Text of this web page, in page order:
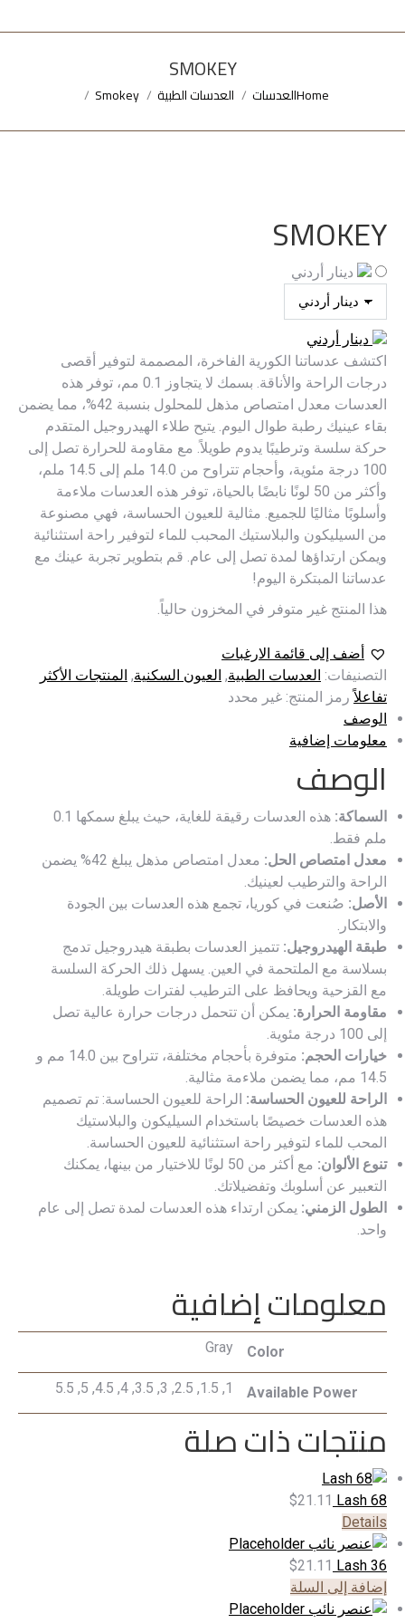
SMOKEY
You are here:
Homeالعدسات العدسات الطبية Smokey
SMOKEY
دينار أردني
دينار أردني
اكتشف عدساتنا الكورية الفاخرة، المصممة لتوفير أقصى
درجات الراحة والأناقة. بسمك لا يتجاوز 0.1 مم، توفر هذه
العدسات معدل امتصاص مذهل للمحلول بنسبة 42%، مما يضمن
بقاء عينيك رطبة طوال اليوم. يتيح طلاء الهيدروجيل المتقدم
حركة سلسة وترطيبًا يدوم طويلاً. مع مقاومة للحرارة تصل إلى
100 درجة مئوية، وأحجام تتراوح من 14.0 ملم إلى 14.5 ملم،
وأكثر من 50 لونًا نابضًا بالحياة، توفر هذه العدسات ملاءمة
وأسلوبًا مثاليًا للجميع. مثالية للعيون الحساسة، فهي مصنوعة
من السيليكون والبلاستيك المحبب للماء لتوفير راحة استثنائية
ويمكن ارتداؤها لمدة تصل إلى عام. قم بتطوير تجربة عينك مع
عدساتنا المبتكرة اليوم!
هذا المنتج غير متوفر في المخزون حالياً.
أضف إلى قائمة الارغبات
التصنيفات: العدسات الطبية, العيون السكنية, المنتجات الأكثر
تفاعلاً رمز المنتج: غير محدد
الوصف
معلومات إضافية
الوصف
السماكة:
هذه العدسات رقيقة للغاية، حيث يبلغ سمكها 0.1
ملم فقط.
معدل امتصاص الحل:
معدل امتصاص مذهل يبلغ 42% يضمن
الراحة والترطيب لعينيك.
الأصل: صُنعت في كوريا، تجمع هذه العدسات بين الجودة
والابتكار.
طبقة الهيدروجيل: تتميز العدسات بطبقة هيدروجيل تدمج
بسلاسة مع الملتحمة في العين. يسهل ذلك الحركة السلسة
مع القزحية ويحافظ على الترطيب لفترات طويلة.
مقاومة الحرارة: يمكن أن تتحمل درجات حرارة عالية تصل
إلى 100 درجة مئوية.
خيارات الحجم:
متوفرة بأحجام مختلفة، تتراوح بين 14.0 مم و
14.5 مم، مما يضمن ملاءمة مثالية.
الراحة للعيون الحساسة: الراحة للعيون الحساسة: تم تصميم
هذه العدسات خصيصًا باستخدام السيليكون والبلاستيك
المحب للماء لتوفير راحة استثنائية للعيون الحساسة.
تنوع الألوان:
مع أكثر من 50 لونًا للاختيار من بينها، يمكنك
التعبير عن أسلوبك وتفضيلاتك.
الطول الزمني: يمكن ارتداء هذه العدسات لمدة تصل إلى عام
واحد.
معلومات إضافية
Color
Gray
Available Power
1, 1.5, 2.5, 3, 3.5, 4, 4.5, 5, 5.5
منتجات ذات صلة
Lash 68
$21.11
Details
Lash 36
$21.11
إضافة إلى السلة